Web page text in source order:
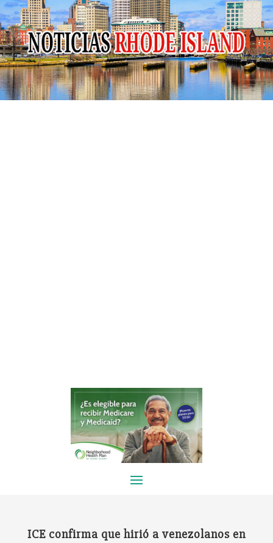
ICE confirma que hirió a venezolanos en